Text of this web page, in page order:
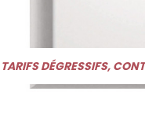
TARIFS DÉGRESSIFS,